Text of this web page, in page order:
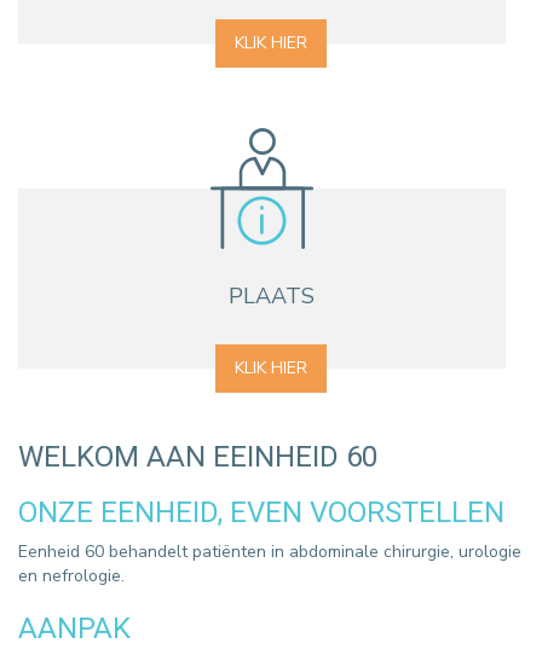
KLIK HIER
PLAATS
KLIK HIER
WELKOM AAN EEINHEID 60
ONZE EENHEID, EVEN VOORSTELLEN
Eenheid 60 behandelt patiënten in abdominale chirurgie, urologie
en nefrologie.
AANPAK